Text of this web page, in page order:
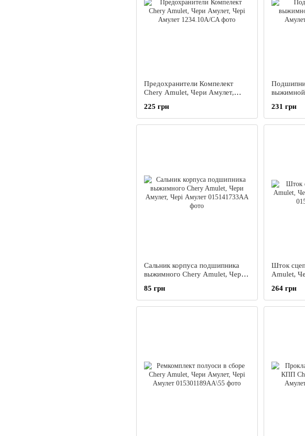
Предохранители Компелект
Chery Amulet, Чери Амулет,
225 грн 231 грн
Сальник корпуса подшипника
выжимного Chery Amulet, Чери
85 грн
Шток
Amulet,
264 грн